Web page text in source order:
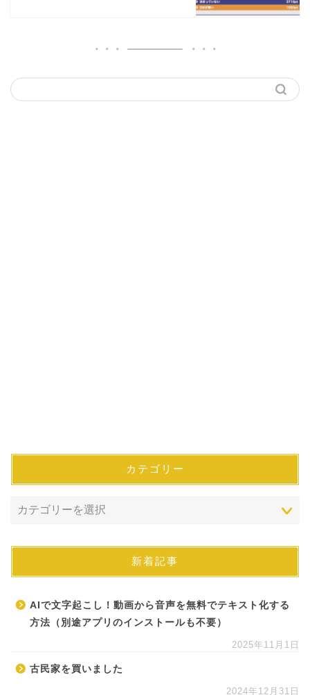
カテゴリー
新着記事
AIで文字起こし！動画から音声を無料でテキスト化する
方法（別途アプリのインストールも不要）
2025年11月1日
古民家を買いました
2024年12月31日